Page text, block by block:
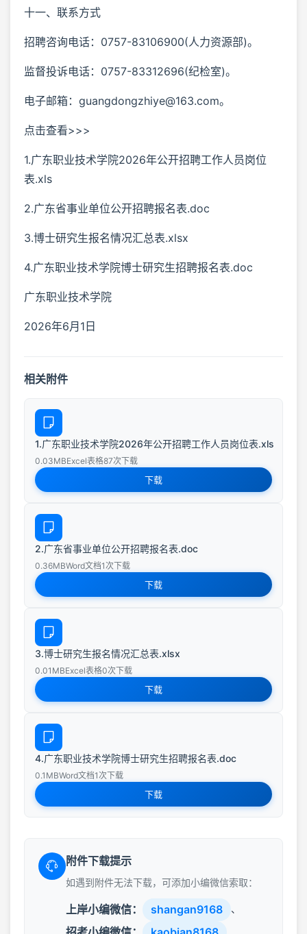
十一、联系方式
招聘咨询电话：0757-83106900(人力资源部)。
监督投诉电话：0757-83312696(纪检室)。
电子邮箱：guangdongzhiye@163.com。
点击查看>>>
1.广东职业技术学院2026年公开招聘工作人员岗位
表.xls
2.广东省事业单位公开招聘报名表.doc
3.博士研究生报名情况汇总表.xlsx
4.广东职业技术学院博士研究生招聘报名表.doc
广东职业技术学院
2026年6月1日
相关附件
1.广东职业技术学院2026年公开招聘工作人员岗位表.xls
0.03MBExcel表格87次下载
下载
2.广东省事业单位公开招聘报名表.doc
0.36MBWord文档1次下载
下载
3.博士研究生报名情况汇总表.xlsx
0.01MBExcel表格0次下载
下载
4.广东职业技术学院博士研究生招聘报名表.doc
0.1MBWord文档1次下载
下载
附件下载提示
如遇到附件无法下载，可添加小编微信索取：
上岸小编微信： shangan9168 、